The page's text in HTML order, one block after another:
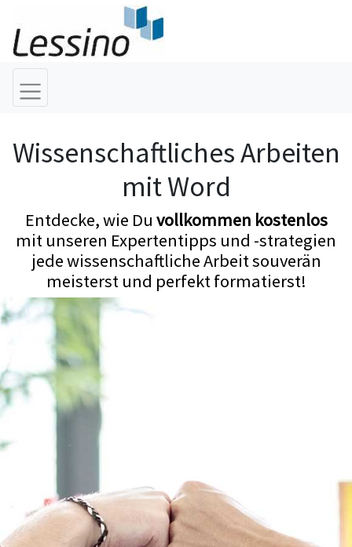
Wissenschaftliches Arbeiten
mit Word
Entdecke, wie Du vollkommen kostenlos
mit unseren Expertentipps und -strategien
jede wissenschaftliche Arbeit souverän
meisterst und perfekt formatierst!